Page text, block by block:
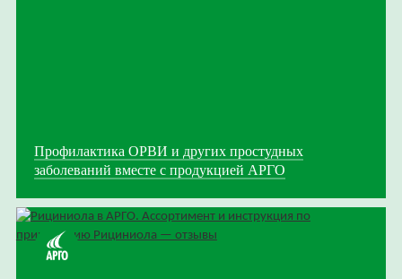
Профилактика ОРВИ и других простудных
заболеваний вместе с продукцией АРГО